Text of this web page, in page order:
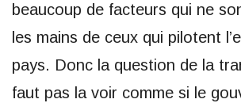
beaucoup de facteurs qui ne
les mains de ceux qui pilotent
pays. Donc la question de la
faut pas la voir comme si le